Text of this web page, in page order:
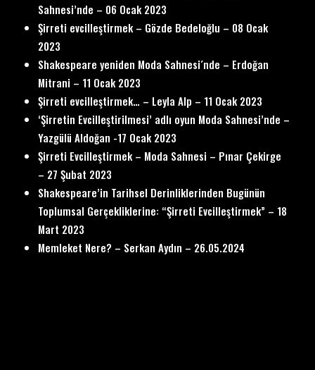
Sahnesi’nde – 06 Ocak 2023
Şirreti evcilleştirmek – Gözde Bedeloğlu – 08 Ocak
2023
Shakespeare yeniden Moda Sahnesi´nde – Erdoğan
Mitrani – 11 Ocak 2023
Şirreti evcilleştirmek… – Leyla Alp – 11 Ocak 2023
‘Şirretin Evcilleştirilmesi’ adlı oyun Moda Sahnesi’nde –
Yazgülü Aldoğan -17 Ocak 2023
Şirreti Evcilleştirmek – Moda Sahnesi – Pınar Çekirge
– 27 Şubat 2023
Shakespeare’in Tarihsel Derinliklerinden Bugünün
Toplumsal Gerçekliklerine: “Şirreti Evcilleştirmek” – 18
Mart 2023
Memleket Nere? – Serkan Aydın – 26.05.2024